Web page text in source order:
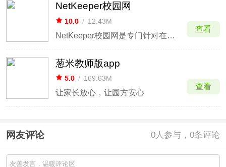
NetKeeper校园网
10.0 / 12.43M
NetKeeper校园网是专门针对在校大学生开发的一款适用于中国电信校园网的专用拨号客户端软件，主要提供高速的校园网络生活，也是大学生上网的专属平台。软件界面简洁，实用性强，功能简洁，操作方便，可作为国内大学生的首选上网助手。
查看
葱米教师版app
5.0 / 169.63M
让家长放心，让园方安心
查看
网友评论 0 人参与，0条评论